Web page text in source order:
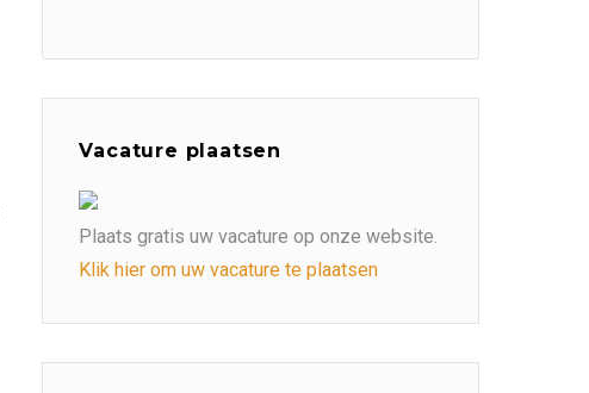
Vacature plaatsen
Plaats gratis uw vacature op onze website.
Klik hier om uw vacature te plaatsen